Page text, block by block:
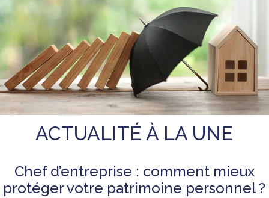
ACTUALITÉ À LA UNE
Chef d’entreprise : comment mieux
protéger votre patrimoine personnel ?